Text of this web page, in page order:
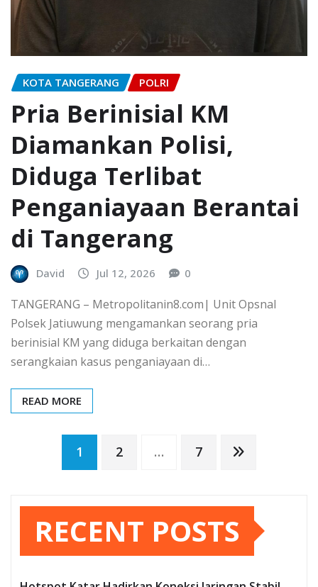
KOTA TANGERANG POLRI
Pria Berinisial KM
Diamankan Polisi,
Diduga Terlibat
Penganiayaan Berantai
di Tangerang
David Jul 12, 2026 0
TANGERANG – Metropolitanin8.com| Unit Opsnal
Polsek Jatiuwung mengamankan seorang pria
berinisial KM yang diduga berkaitan dengan
serangkaian kasus penganiayaan di…
READ MORE
Paginasi
pos
1 2 … 7
RECENT POSTS